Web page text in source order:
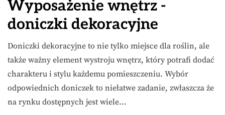
Wyposażenie wnętrz -
doniczki dekoracyjne
Doniczki dekoracyjne to nie tylko miejsce dla roślin, ale
także ważny element wystroju wnętrz, który potrafi dodać
charakteru i stylu każdemu pomieszczeniu. Wybór
odpowiednich doniczek to niełatwe zadanie, zwłaszcza że
na rynku dostępnych jest wiele…